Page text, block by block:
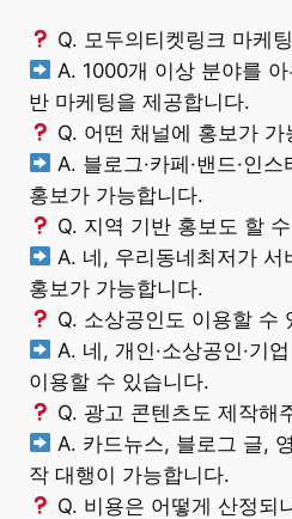
Q. 모두의티켓링크 마케
A. 1000개 이상 분야를
반 마케팅을 제공합니다.
Q. 어떤 채널에 홍보가 가
A. 블로그·카페·밴드·인
홍보가 가능합니다.
Q. 지역 기반 홍보도 할
A. 네, 우리동네최저가 서
홍보가 가능합니다.
Q. 소상공인도 이용할 수
A. 네, 개인·소상공인·기
이용할 수 있습니다.
Q. 광고 콘텐츠도 제작해
A. 카드뉴스, 블로그 글,
작 대행이 가능합니다.
Q. 비용은 어떻게 산정되